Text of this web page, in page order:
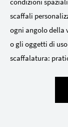
condizioni
scaffali
ogni angolo della
o gli oggetti di
scaffalatura: